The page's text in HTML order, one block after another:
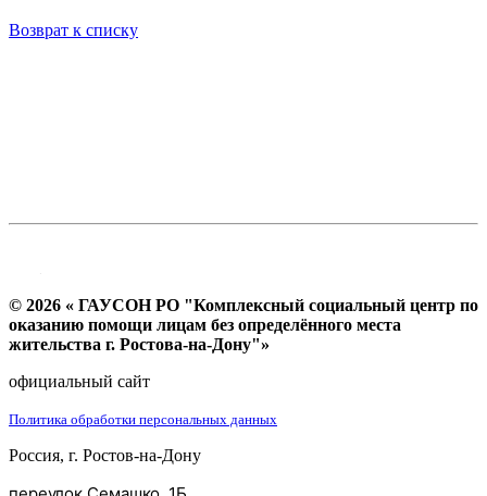
Возврат к списку
© 2026 « ГАУСОН РО "Комплексный социальный центр по
оказанию помощи лицам без определённого места
жительства г. Ростова-на-Дону"»
официальный сайт
Политика обработки персональных данных
Россия, г. Ростов-на-Дону